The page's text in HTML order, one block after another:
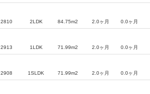
2810 2LDK 84.75m2 2.0ヶ月 0.0ヶ月
2913 1LDK 71.99m2 2.0ヶ月 0.0ヶ月
2908 1SLDK 71.99m2 2.0ヶ月 0.0ヶ月